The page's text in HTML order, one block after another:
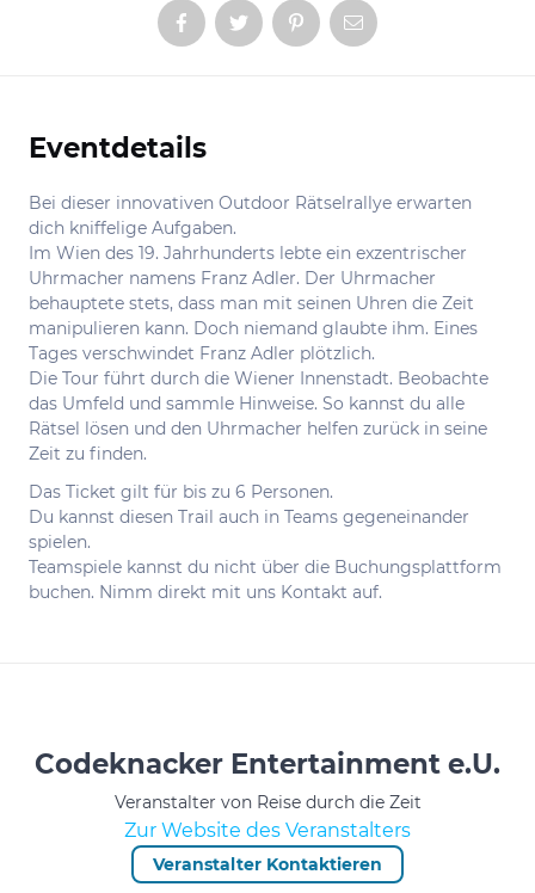
Informationen
Eventdetails
Bei dieser innovativen Outdoor Rätselrallye erwarten
dich kniffelige Aufgaben.
Im Wien des 19. Jahrhunderts lebte ein exzentrischer
Uhrmacher namens Franz Adler. Der Uhrmacher
behauptete stets, dass man mit seinen Uhren die Zeit
manipulieren kann. Doch niemand glaubte ihm. Eines
Tages verschwindet Franz Adler plötzlich.
Die Tour führt durch die Wiener Innenstadt. Beobachte
das Umfeld und sammle Hinweise. So kannst du alle
Rätsel lösen und den Uhrmacher helfen zurück in seine
Zeit zu finden.
Das Ticket gilt für bis zu 6 Personen.
Du kannst diesen Trail auch in Teams gegeneinander
spielen.
Teamspiele kannst du nicht über die Buchungsplattform
buchen. Nimm direkt mit uns Kontakt auf.
Codeknacker Entertainment e.U.
Veranstalter von Reise durch die Zeit
Zur Website des Veranstalters
Veranstalter Kontaktieren